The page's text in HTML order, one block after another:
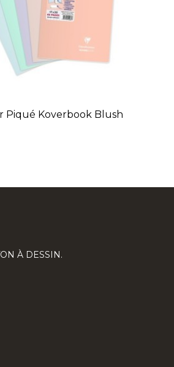
Piqué Koverbook Blush
À DESSIN.